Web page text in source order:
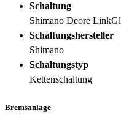
Schaltung
Shimano Deore
Schaltungshersteller
Shimano
Schaltungstyp
Kettenschaltung
Bremsanlage